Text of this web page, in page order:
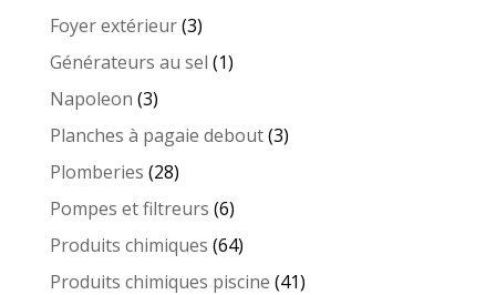
produits
Foyer extérieur 33
produits
Générateurs au sel 11
Napoleon 33
produits
Planches à pagaie debout 33
Plomberies 2828
produits
Pompes et filtreurs 66
produits
Produits chimiques 6464
produits
Produits chimiques piscine 4141